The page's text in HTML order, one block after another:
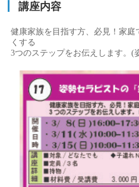
講座内容
健康家族を目指す方、必見！家
くする
3つのステップをお伝えします。(